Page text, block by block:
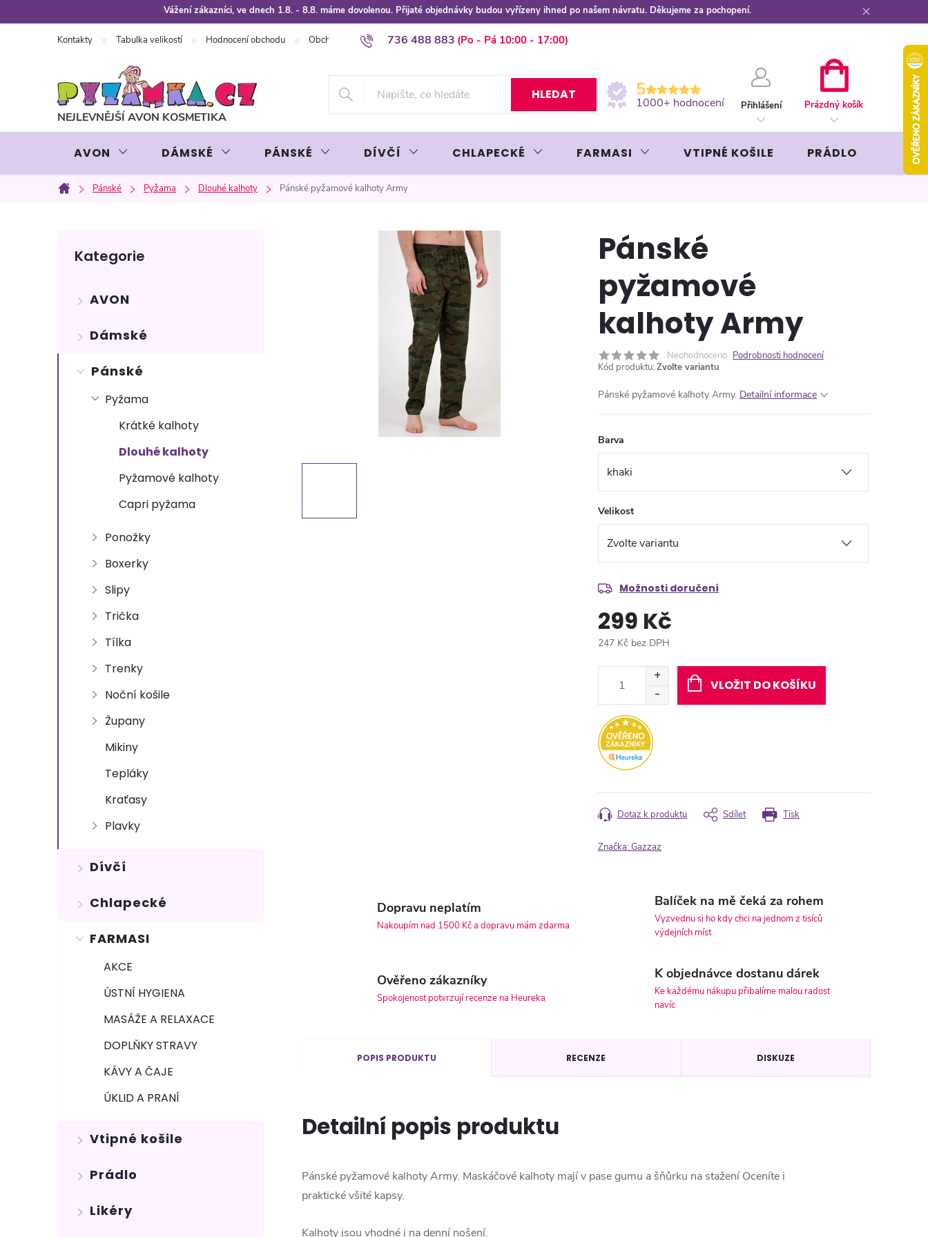
na
Vážení zákazníci, ve dnech 1.8. - 8.8. máme dovolenou. Přijaté objednávky budou vyřízeny ihned po našem návratu. Děkujeme za pochopení.
736 488 883
Kontakty Tabulka velikostí Hodnocení obchodu Obchodní podmínky Podmínky ochrany osobních údajů
HLEDAT 5
1000+ hodnocení Přihlášení
KOŠÍK
Prázdný košík
AVON DÁMSKÉ PÁNSKÉ DÍVČÍ CHLAPECKÉ FARMASI VTIPNÉ KOŠILE PRÁDLO
Domů
Pánské Pyžama Dlouhé kalhoty Pánské pyžamové kalhoty Army
t
kategorie
Kategorie
AVON
Dámské
Pánské
Pyžama
Krátké kalhoty
Dlouhé kalhoty
Pyžamové kalhoty
Capri pyžama
Ponožky
Boxerky
Slipy
Trička
Tílka
Trenky
Noční košile
Župany
Mikiny
Tepláky
Kraťasy
Plavky
Dívčí
Chlapecké
FARMASI
AKCE
ÚSTNÍ HYGIENA
MASÁŽE A RELAXACE
DOPLŇKY STRAVY
KÁVY A ČAJE
ÚKLID A PRANÍ
Vtipné košile
Prádlo
Likéry
Pánské
pyžamové
kalhoty Army
Neohodnoceno Podrobnosti hodnocení
Kód produktu: Zvolte variantu
Pánské pyžamové kalhoty Army. Detailní informace
Barva
Velikost
Možnosti doručení
299 Kč
247 Kč bez DPH
VLOŽIT DO KOŠÍKU
Tisk
Dotaz k produktu Sdílet
Značka:Gazzaz
Dopravu neplatím
Nakoupím nad 1500 Kč a dopravu mám zdarma
Balíček na mě čeká za rohem
Vyzvednu si ho kdy chci na jednom z tisíců
výdejních míst
Ověřeno zákazníky
Spokojenost potvrzují recenze na Heureka
K objednávce dostanu dárek
Ke každému nákupu přibalíme malou radost
navíc
POPIS PRODUKTU RECENZE DISKUZE
Detailní popis produktu
Pánské pyžamové kalhoty Army. Maskáčové kalhoty mají v pase gumu a šňůrku na stažení Oceníte i
praktické všité kapsy.
Kalhoty jsou vhodné i na denní nošení.